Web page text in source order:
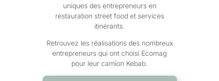
uniques des entrepreneurs en
restauration street food et services
itinérants.
Retrouvez les réalisations des nombreux
entrepreneurs qui ont choisi Ecomag
pour leur camion Kebab.